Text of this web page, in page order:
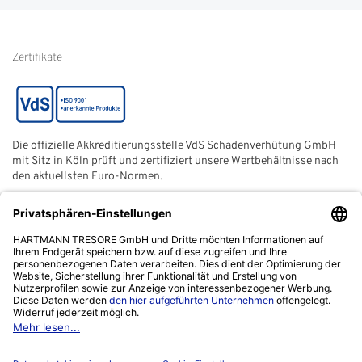
Batterieentsorgung
Zertifikate
Die offizielle Akkreditierungsstelle VdS Schadenverhütung GmbH
mit Sitz in Köln prüft und zertifiziert unsere Wertbehältnisse nach
den aktuellsten Euro-Normen.
Der ECB (European Certification Body) ist eine neutrale und
unabhängige Zertifizierungsstelle der European Security
Systems Association e. V. (ESSA) mit Sitz in Frankfurt am Main.